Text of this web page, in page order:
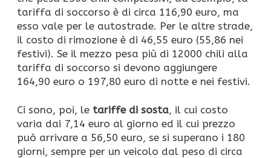
tariffa di soccorso è di circa 116,90 euro, ma
esso vale per le autostrade. Per le altre strade,
il costo di rimozione è di 46,55 euro (55,86 nei
festivi). Se il mezzo pesa più di 12000 chili alla
tariffa di soccorso si devono aggiungere
164,90 euro o 197,80 euro di notte e nei festivi.
Ci sono, poi, le tariffe di sosta, il cui costo
varia dai 7,14 euro al giorno ed il cui prezzo
può arrivare a 56,50 euro, se si superano i 180
giorni, sempre per un veicolo dal peso di circa